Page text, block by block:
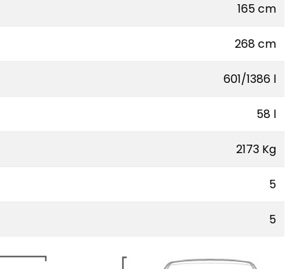
165 cm
268 cm
601/1386 l
58 l
2173 Kg
5
5